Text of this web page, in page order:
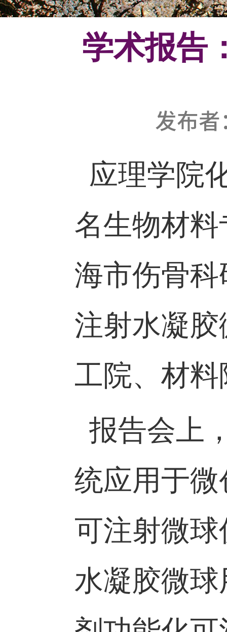
发
应理学
名生物材
海市伤骨
注射水凝
工院、材
报告会
统应用于
可注射微